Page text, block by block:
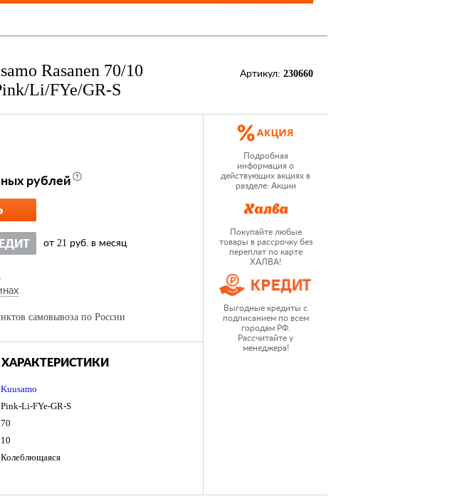
Rasanen 70/10
Li/FYe/GR-S
Артикул: 230660
рублей
от 21 руб. в месяц
самовывоза по России
Kuusamo
Pink-Li-FYe-GR-S
70
10
Колеблющаяся
Подробная
информация о
действующих акциях в
разделе: Акции
Покупайте любые
товары в рассрочку без
переплат по карте
ХАЛВА!
Выгодные кредиты с
подписанием по всем
городам РФ.
Рассчитайте у
менеджера!